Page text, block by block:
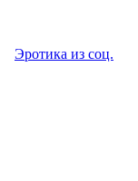
Эротика из соц.